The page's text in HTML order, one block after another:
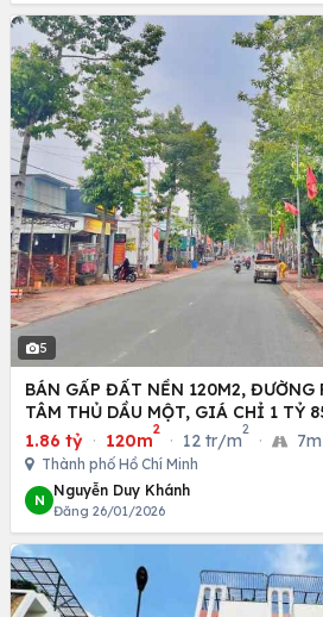
5
BÁN GẤP ĐẤT NỀN 120M2, ĐƯỜNG
TÂM THỦ DẦU MỘT, GIÁ CHỈ 1 TỶ
1.86 tỷ · 120m
2
· 12 tr/m
2
· 7m
Thành phố Hồ Chí Minh
N
Nguyễn Duy Khánh
Đăng 26/01/2026